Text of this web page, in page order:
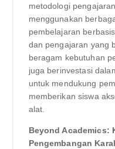
metodologi
menggunakan
pembelajaran
dan pengajaran yang
beragam kebutuhan
juga berinvestasi
untuk mendukung
memberikan siswa
alat.
Beyond Academics:
Pengembangan